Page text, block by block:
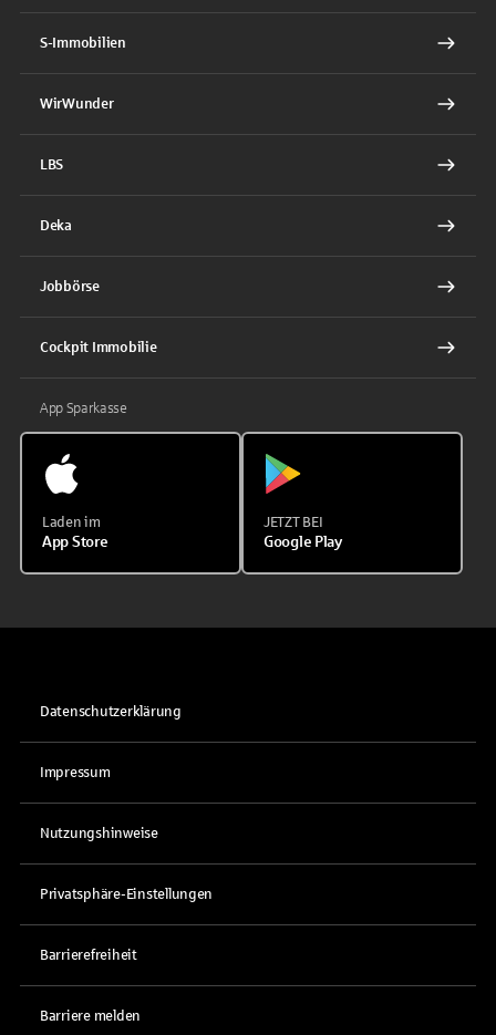
S-Immobilien
WirWunder
LBS
Deka
Jobbörse
Cockpit Immobilie
App Sparkasse
Laden im
App Store
JETZT BEI
Google Play
Datenschutzerklärung
Impressum
Nutzungshinweise
Privatsphäre-Einstellungen
Barrierefreiheit
Barriere melden